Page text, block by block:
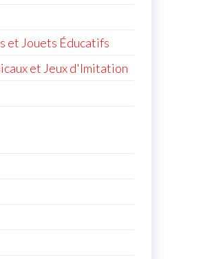
et Jouets Éducatifs
et Jeux d'Imitation